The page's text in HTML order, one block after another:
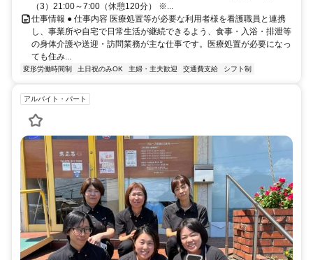
（3）21:00～7:00（休憩120分） ※...
仕事情報 ● 仕事内容 医療処置等が必要な利用者様を看護職員と連携
し、事業所や自宅で日常生活が継続できるよう、食事・入浴・排泄等
の身体介護や送迎・訪問業務が主な仕事です。医療処置が必要になっ
ても住み...
変形労働時間制 土日祝のみOK 主婦・主夫歓迎 交通費支給 シフト制
アルバイト・パート